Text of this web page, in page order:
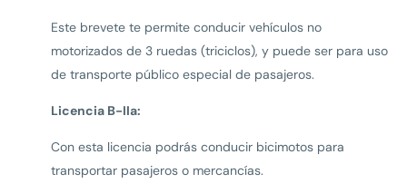
Este brevete te permite conducir vehículos no
motorizados de 3 ruedas (triciclos), y puede ser para uso
de transporte público especial de pasajeros.
Licencia B-IIa:
Con esta licencia podrás conducir bicimotos para
transportar pasajeros o mercancías.